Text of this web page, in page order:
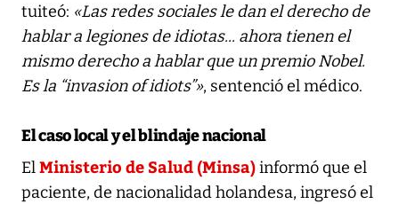
tuiteó: «Las redes sociales le dan el derecho de
hablar a legiones de idiotas... ahora tienen el
mismo derecho a hablar que un premio Nobel.
Es la “invasion of idiots”», sentenció el médico.
El caso local y el blindaje nacional
ElMinisterio de Salud (Minsa)informó que el
paciente, de nacionalidad holandesa, ingresó el